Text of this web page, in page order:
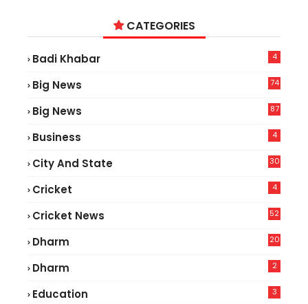
CATEGORIES
Badi Khabar 4
Big News
74
Big News
87
Business 4
City And State 30
Cricket 4
Cricket News
52
Dharm 20
Dharm 2
Education 3